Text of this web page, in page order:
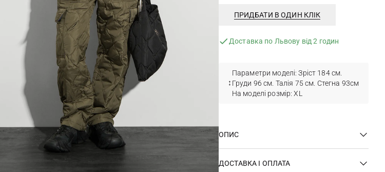
ПРИДБАТИ В ОДИН КЛІК
Доставка по Львову від 2 годин
Параметри моделі: Зріст 184 см.
Груди 96 см. Талія 75 см. Стегна 93см
На моделі розмір: XL
ОПИС
ДОСТАВКА І ОПЛАТА